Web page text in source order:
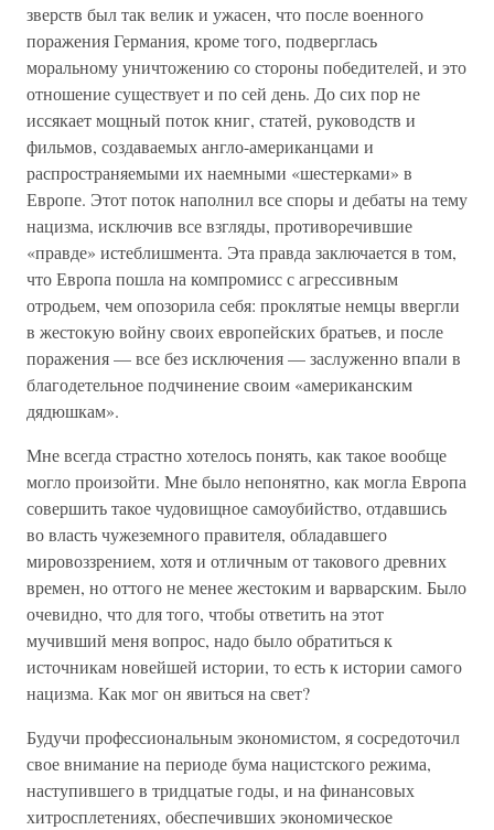
зверств был так велик и ужасен, что после военного
поражения Германия, кроме того, подверглась
моральному уничтожению со стороны победителей, и это
отношение существует и по сей день. До сих пор не
иссякает мощный поток книг, статей, руководств и
фильмов, создаваемых англо-американцами и
распространяемыми их наемными «шестерками» в
Европе. Этот поток наполнил все споры и дебаты на тему
нацизма, исключив все взгляды, противоречившие
«правде» истеблишмента. Эта правда заключается в том,
что Европа пошла на компромисс с агрессивным
отродьем, чем опозорила себя: проклятые немцы ввергли
в жестокую войну своих европейских братьев, и после
поражения — все без исключения — заслуженно впали в
благодетельное подчинение своим «американским
дядюшкам».
Мне всегда страстно хотелось понять, как такое вообще
могло произойти. Мне было непонятно, как могла Европа
совершить такое чудовищное самоубийство, отдавшись
во власть чужеземного правителя, обладавшего
мировоззрением, хотя и отличным от такового древних
времен, но оттого не менее жестоким и варварским. Было
очевидно, что для того, чтобы ответить на этот
мучивший меня вопрос, надо было обратиться к
источникам новейшей истории, то есть к истории самого
нацизма. Как мог он явиться на свет?
Будучи профессиональным экономистом, я сосредоточил
свое внимание на периоде бума нацистского режима,
наступившего в тридцатые годы, и на финансовых
хитросплетениях, обеспечивших экономическое